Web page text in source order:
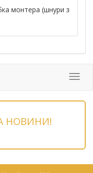
монтера (шнури з
Меню
НОВИНИ!